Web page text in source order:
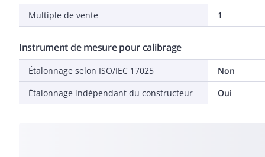
Multiple de vente 1
Instrument de mesure pour calibrage
Étalonnage selon ISO/IEC 17025
Non
Étalonnage indépendant du constructeur
Oui